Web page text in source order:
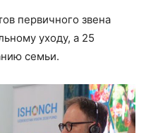
первичного звена
уходу, а 25
семьи.